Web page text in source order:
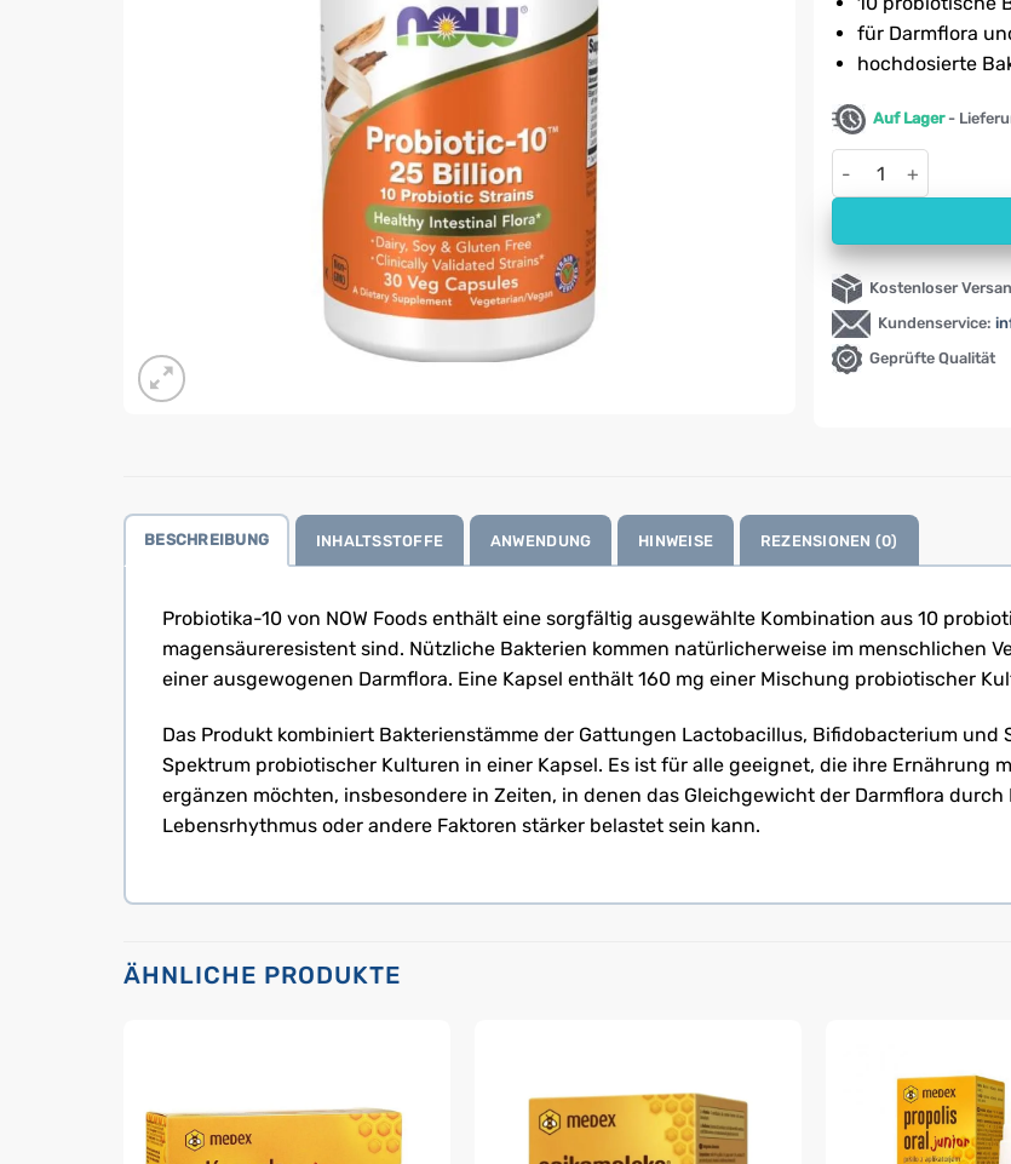
für Darmflora
hochdosierte
Auf Lager-
Probiotika-10 mit 25
Kostenloser
Kundenservice:
Geprüfte Qualität
BESCHREIBUNG INHALTSSTOFFE ANWENDUNG HINWEISE REZENSIONEN (0)
Probiotika-10 von NOW Foods enthält eine sorgfältig ausgewählte Kombination aus 10
magensäureresistent sind. Nützliche Bakterien kommen natürlicherweise im menschlichen
einer ausgewogenen Darmflora. Eine Kapsel enthält 160 mg einer Mischung probiotischer
Das Produkt kombiniert Bakterienstämme der Gattungen Lactobacillus, Bifidobacterium
Spektrum probiotischer Kulturen in einer Kapsel. Es ist für alle geeignet, die ihre Ernährung
ergänzen möchten, insbesondere in Zeiten, in denen das Gleichgewicht der Darmflora
Lebensrhythmus oder andere Faktoren stärker belastet sein kann.
ÄHNLICHE PRODUKTE